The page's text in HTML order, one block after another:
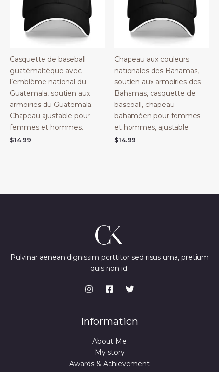
Casquette de baseball
guatémaltèque avec
l’emblème national du
Guatemala, soutien aux
armoiries du Guatemala.
Chapeau ajustable pour
femmes et hommes.
$14.99
Chapeau aux couleurs
nationales des Bahamas,
soutien aux armoiries des
Bahamas, casquette de
baseball, chapeau
bahaméen pour femmes
et hommes, ajustable
$14.99
Pulvinar aenean dignissim porttitor sed risus urna, pretium
quis non id.
Information
About Me
My story
Awards & Achievement